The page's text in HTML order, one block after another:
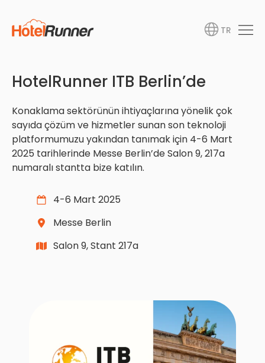
TR
HotelRunner ITB Berlin’de
Konaklama sektörünün ihtiyaçlarına yönelik çok
sayıda çözüm ve hizmetler sunan son teknoloji
platformumuzu yakından tanımak için 4-6 Mart
2025 tarihlerinde Messe Berlin’de Salon 9, 217a
numaralı stantta bize katılın.
4-6 Mart 2025
Messe Berlin
Salon 9, Stant 217a